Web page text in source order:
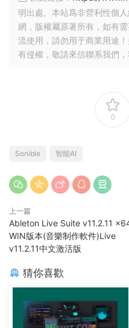
明出處。本站爲非營利性個
網，版權屬原著所有，如有
流使用，請勿用于商業用途
有侵權，敬請來信聯系我們，
0
Sonible 智能AI
上一篇
Ableton Live Suite v11.2.11
WIN版本(音樂制作軟件)Live
v11.2.11中文激活版
猜你喜歡